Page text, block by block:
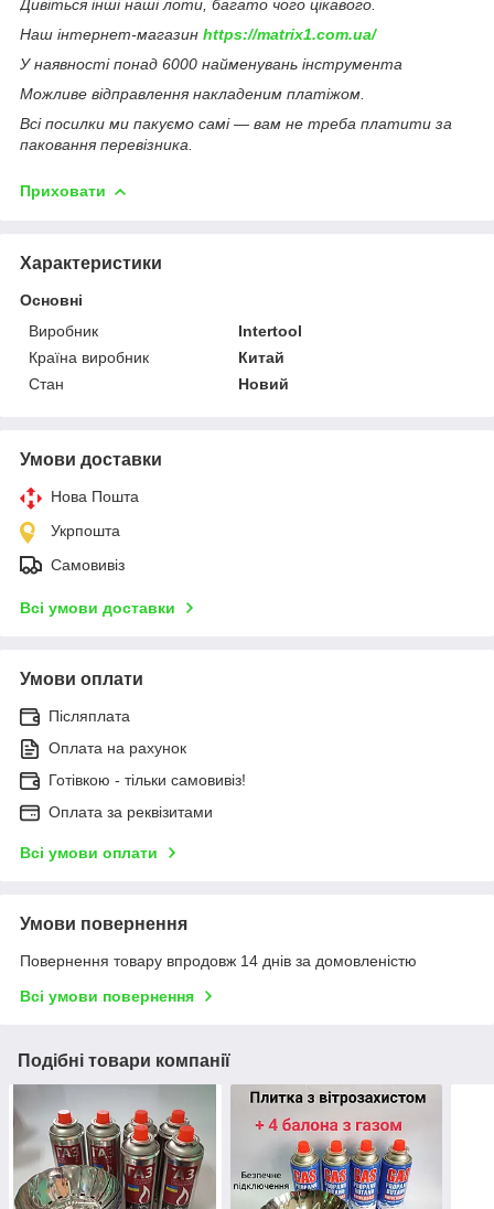
Дивіться інші наші лоти, багато чого цікавого.
Наш інтернет-магазин https://matrix1.com.ua/
У наявності понад 6000 найменувань інструмента
Можливе відправлення накладеним платіжом.
Всі посилки ми пакуємо самі — вам не треба платити за
паковання перевізника.
Приховати
Характеристики
Основні
Виробник
Intertool
Країна виробник
Китай
Стан
Новий
Умови доставки
Нова Пошта
Укрпошта
Самовивіз
Всі умови доставки
Умови оплати
Післяплата
Оплата на рахунок
Готівкою - тільки самовивіз!
Оплата за реквізитами
Всі умови оплати
Умови повернення
Повернення товару впродовж 14 днів за домовленістю
Всі умови повернення
Подібні товари компанії